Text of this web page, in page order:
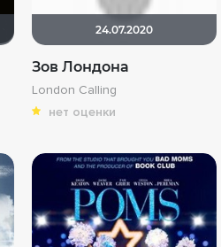
24.07.2020
Зов Лондона
London Calling
нет оценки